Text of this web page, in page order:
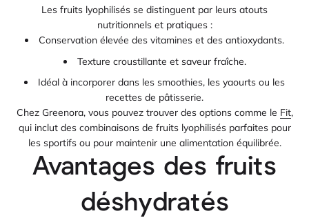
Les fruits lyophilisés se distinguent par leurs atouts
nutritionnels et pratiques :
Conservation élevée des vitamines et des antioxydants.
Texture croustillante et saveur fraîche.
Idéal à incorporer dans les smoothies, les yaourts ou les
recettes de pâtisserie.
Chez Greenora, vous pouvez trouver des options comme le Fit,
qui inclut des combinaisons de fruits lyophilisés parfaites pour
les sportifs ou pour maintenir une alimentation équilibrée.
Avantages des fruits
déshydratés